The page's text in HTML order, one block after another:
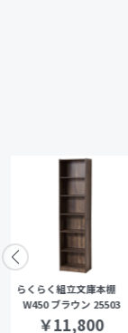
らくらく組立文庫本棚
W450 ブラウン 25503
￥11,800